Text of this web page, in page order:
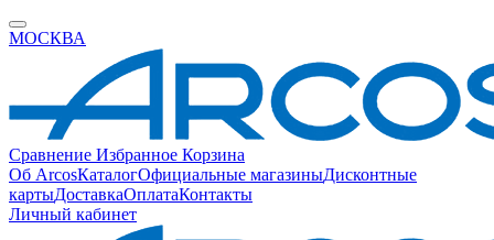
МОСКВА
Сравнение Избранное Корзина
Об ArcosКаталогОфициальные магазиныДисконтные
картыДоставкаОплатаКонтакты
Личный кабинет